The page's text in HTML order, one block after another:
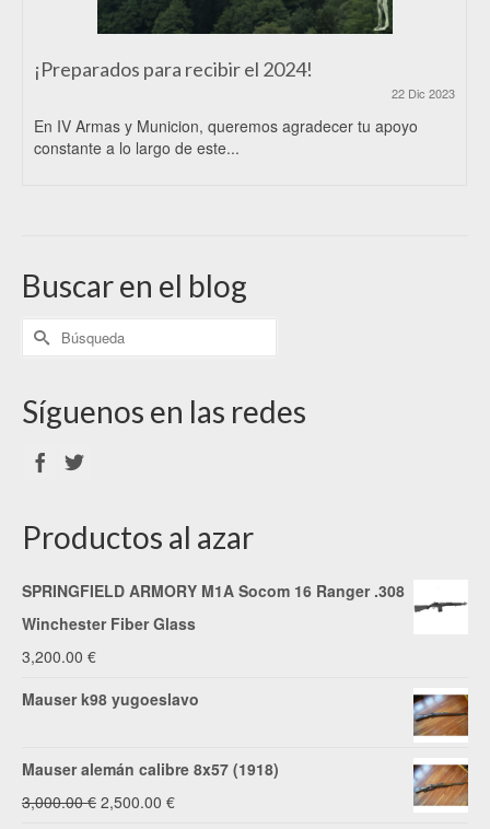
¡Preparados para recibir el 2024!
22 Dic 2023
En IV Armas y Municion, queremos agradecer tu apoyo
constante a lo largo de este...
Buscar en el blog
Síguenos en las redes
Productos al azar
SPRINGFIELD ARMORY M1A Socom 16 Ranger .308
Winchester Fiber Glass
3,200.00 €
Mauser k98 yugoeslavo
Mauser alemán calibre 8x57 (1918)
3,000.00€ El
2,500.00 €El